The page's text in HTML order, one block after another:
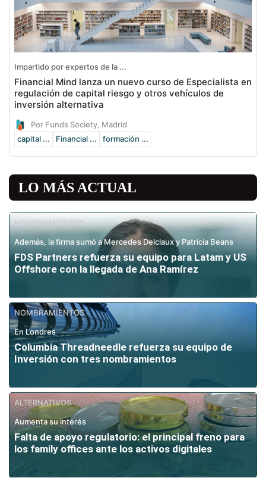
Impartido por expertos de la ...
Financial Mind lanza un nuevo curso de Especialista en
regulación de capital riesgo y otros vehículos de
inversión alternativa
Por Funds Society, Madrid
capital ...
Financial ... formación ...
LO MÁS ACTUAL
NOMBRAMIENTOS
Además, la firma sumó a Mercedes Delclaux y Patricia Beans
FDS Partners refuerza su equipo para Latam y US
Offshore con la llegada de Ana Ramírez
NOMBRAMIENTOS
En Londres
Columbia Threadneedle refuerza su equipo de
Inversión con tres nombramientos
ALTERNATIVOS
Aumenta su interés
Falta de apoyo regulatorio: el principal freno para
los family offices ante los activos digitales